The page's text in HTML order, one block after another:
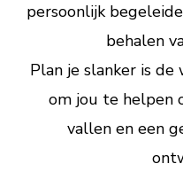
persoonlijk
behalen
Plan je slanker is
om jou te helpen
vallen en een